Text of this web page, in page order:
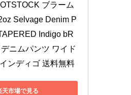
ブラーム
Selvage Denim P
Indigo bR
ニムパンツ ワイド
ンディゴ 送料無料
天市場で見る